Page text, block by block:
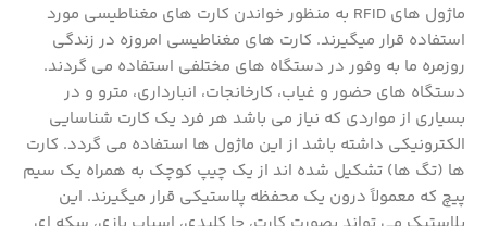
ماژول های RFID به منظور خواندن کارت های مغناطیسی مورد
استفاده قرار میگیرند. کارت های مغناطیسی امروزه در زندگی
روزمره ما به وفور در دستگاه های مختلفی استفاده می گردند.
دستگاه های حضور و غیاب، کارخانجات، انبارداری، مترو و در
بسیاری از مواردی که نیاز می باشد هر فرد یک کارت شناسایی
الکترونیکی داشته باشد از این ماژول ها استفاده می گردد. کارت
ها (تگ ها) تشکیل شده اند از یک چیپ کوچک به همراه یک سیم
پیچ که معمولاً درون یک محفظه پلاستیکی قرار میگیرند. این